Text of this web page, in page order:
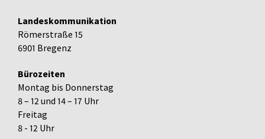
Landeskommunikation
Römerstraße 15
6901 Bregenz
Bürozeiten
Montag bis Donnerstag
8 – 12 und 14 – 17 Uhr
Freitag
8 - 12 Uhr